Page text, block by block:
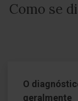
Como se
O
geralmente